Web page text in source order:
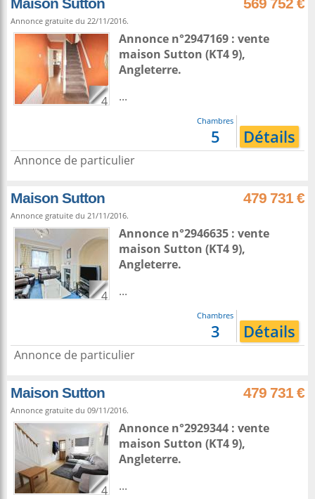
Annonce gratuite du 22/11/2016.
4
Annonce n°2947169 : vente
maison Sutton (KT4 9),
Angleterre.
...
Chambres
5 Détails
Annonce de particulier
Maison Sutton 479 731 €
Annonce gratuite du 21/11/2016.
4
Annonce n°2946635 : vente
maison Sutton (KT4 9),
Angleterre.
...
Chambres
3 Détails
Annonce de particulier
Maison Sutton 479 731 €
Annonce gratuite du 09/11/2016.
4
Annonce n°2929344 : vente
maison Sutton (KT4 9),
Angleterre.
...